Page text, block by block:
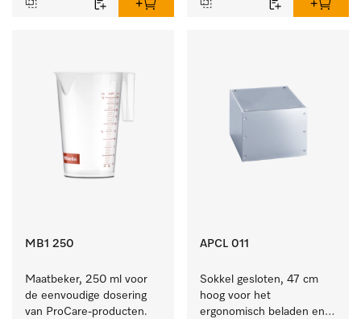
MB1 250
Maatbeker, 250 ml voor
de eenvoudige dosering
van ProCare-producten.
APCL 011
Sokkel gesloten, 47 cm
hoog voor het
ergonomisch beladen en